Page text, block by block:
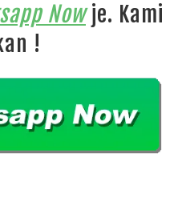
Now je. Kami
!